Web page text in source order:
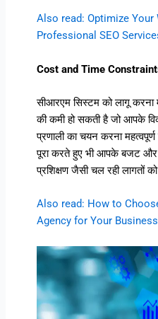
Also read: Optimize
Professional SEO
Cost and Time
सीआरएम सिस्टम को लागू
की कमी हो सकती है जो आपके
प्रणाली का चयन करना
पूरा करते हुए भी आपके बजट
प्रशिक्षण जैसी चल रही लागतों
Also read: How to
Agency for Your Business